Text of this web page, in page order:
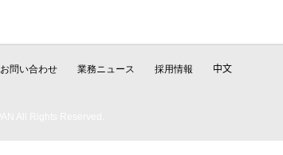
お問い合わせ 業務ニュース 採用情報 中文